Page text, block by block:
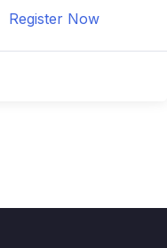
Register Now